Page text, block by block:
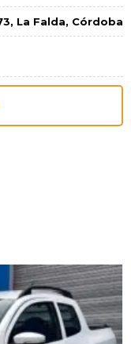
La Falda, Córdoba